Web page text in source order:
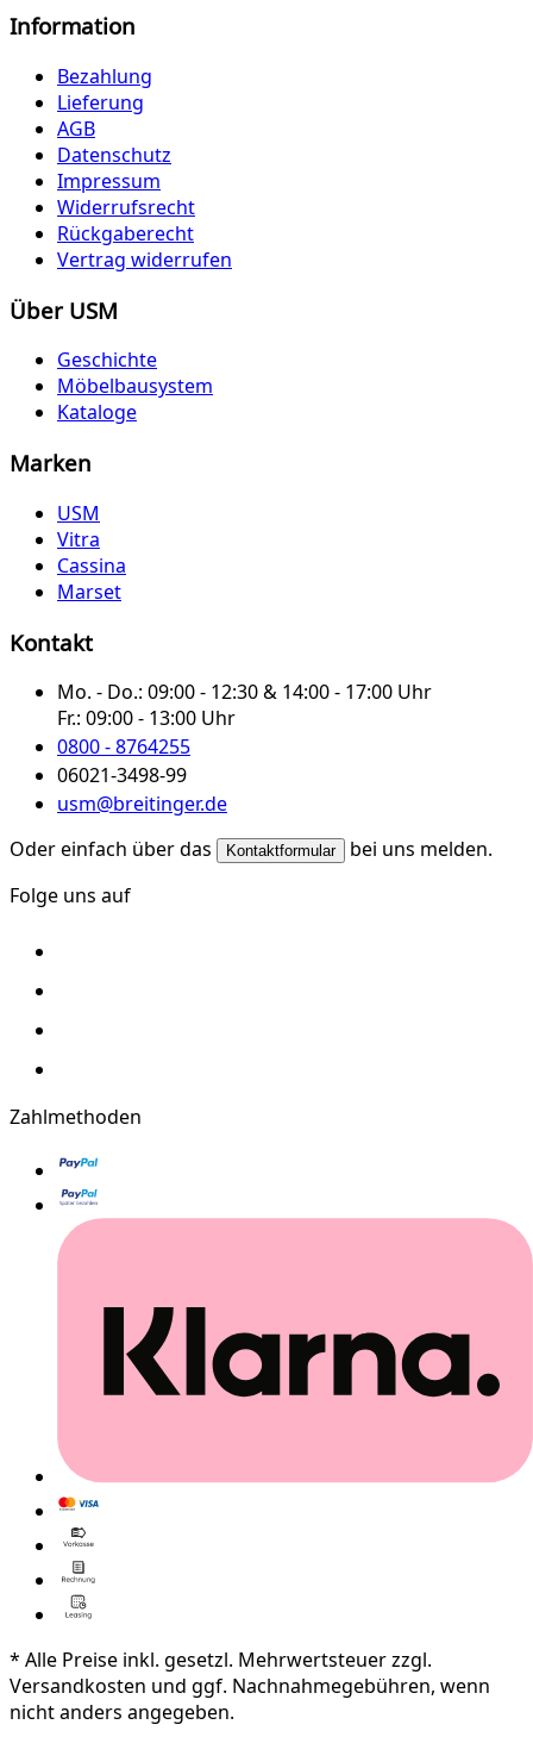
Information
Bezahlung
Lieferung
AGB
Datenschutz
Impressum
Widerrufsrecht
Rückgaberecht
Vertrag widerrufen
Über USM
Geschichte
Möbelbausystem
Kataloge
Marken
USM
Vitra
Cassina
Marset
Kontakt
Mo. - Do.: 09:00 - 12:30 & 14:00 - 17:00 Uhr
Fr.: 09:00 - 13:00 Uhr
0800 - 8764255
06021-3498-99
usm@breitinger.de
Oder einfach über das
Kontaktformular
bei uns melden.
Folge uns auf
Zahlmethoden
* Alle Preise inkl. gesetzl. Mehrwertsteuer zzgl.
Versandkosten und ggf. Nachnahmegebühren, wenn
nicht anders angegeben.